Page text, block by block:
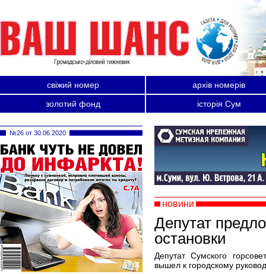
свіжий номер
архів номерів
золотий фонд
історія Сум
новини
Депутат
остановки
Депутат Сумского
вышел к городскому
№26 от 30.06.2020